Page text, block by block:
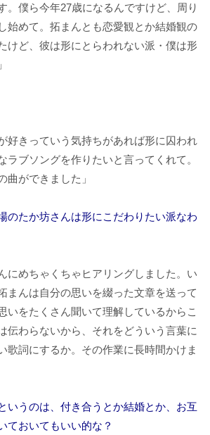
。僕ら今年27歳になるんですけど、周り
始めて。拓まんとも恋愛観とか結婚観の
けど、彼は形にとらわれない派・僕は形
好きっていう気持ちがあれば形に囚われ
ラブソングを作りたいと言ってくれて。
曲ができました」
たか坊さんは形にこだわりたい派なわ
にめちゃくちゃヒアリングしました。い
まんは自分の思いを綴った文章を送って
いをたくさん聞いて理解しているからこ
伝わらないから、それをどういう言葉に
歌詞にするか。その作業に長時間かけま
うのは、付き合うとか結婚とか、お互
ておいてもいい的な？